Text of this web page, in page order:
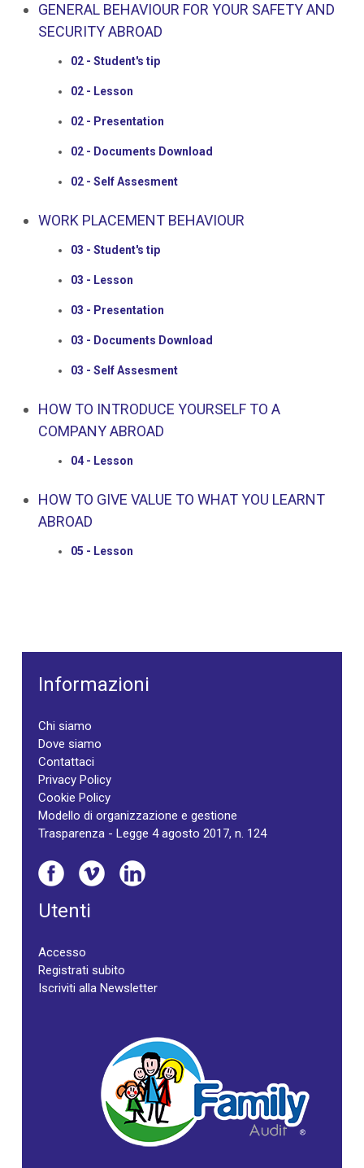
GENERAL BEHAVIOUR FOR YOUR SAFETY AND
SECURITY ABROAD
02 - Student's tip
02 - Lesson
02 - Presentation
02 - Documents Download
02 - Self Assesment
WORK PLACEMENT BEHAVIOUR
03 - Student's tip
03 - Lesson
03 - Presentation
03 - Documents Download
03 - Self Assesment
HOW TO INTRODUCE YOURSELF TO A
COMPANY ABROAD
04 - Lesson
HOW TO GIVE VALUE TO WHAT YOU LEARNT
ABROAD
05 - Lesson
Informazioni
Chi siamo
Dove siamo
Contattaci
Privacy Policy
Cookie Policy
Modello di organizzazione e gestione
Trasparenza - Legge 4 agosto 2017, n. 124
Utenti
Accesso
Registrati subito
Iscriviti alla Newsletter